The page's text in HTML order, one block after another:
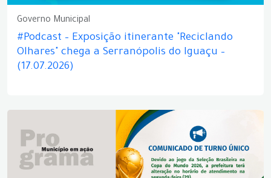
Governo Municipal
#Podcast – Exposição itinerante "Reciclando
Olhares" chega a Serranópolis do Iguaçu –
(17.07.2026)